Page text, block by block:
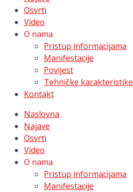
Osvrti
Video
O nama
Pristup informacijama
Manifestacije
Povijest
Tehničke karakteristike
Kontakt
Naslovna
Najave
Osvrti
Video
O nama
Pristup informacijama
Manifestacije